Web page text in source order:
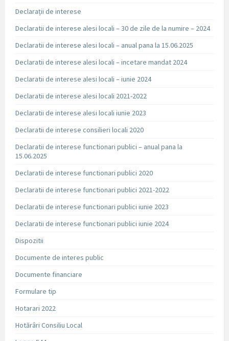
Declarații de interese
Declaratii de interese alesi locali – 30 de zile de la numire – 2024
Declaratii de interese alesi locali – anual pana la 15.06.2025
Declaratii de interese alesi locali – incetare mandat 2024
Declaratii de interese alesi locali – iunie 2024
Declaratii de interese alesi locali 2021-2022
Declaratii de interese alesi locali iunie 2023
Declaratii de interese consilieri locali 2020
Declaratii de interese functionari publici – anual pana la
15.06.2025
Declaratii de interese functionari publici 2020
Declaratii de interese functionari publici 2021-2022
Declaratii de interese functionari publici iunie 2023
Declaratii de interese functionari publici iunie 2024
Dispozitii
Documente de interes public
Documente financiare
Formulare tip
Hotarari 2022
Hotărâri Consiliu Local